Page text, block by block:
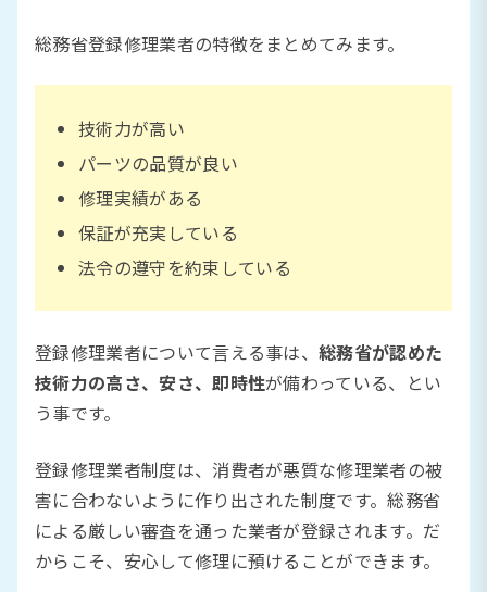
総務省登録修理業者の特徴をまとめてみます。
技術力が高い
パーツの品質が良い
修理実績がある
保証が充実している
法令の遵守を約束している
登録修理業者について言える事は、総務省が認めた
技術力の高さ、安さ、即時性が備わっている、とい
う事です。
登録修理業者制度は、消費者が悪質な修理業者の被
害に合わないように作り出された制度です。総務省
による厳しい審査を通った業者が登録されます。だ
からこそ、安心して修理に預けることができます。